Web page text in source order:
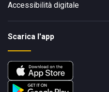
Accessibilità digitale
Scarica l'app